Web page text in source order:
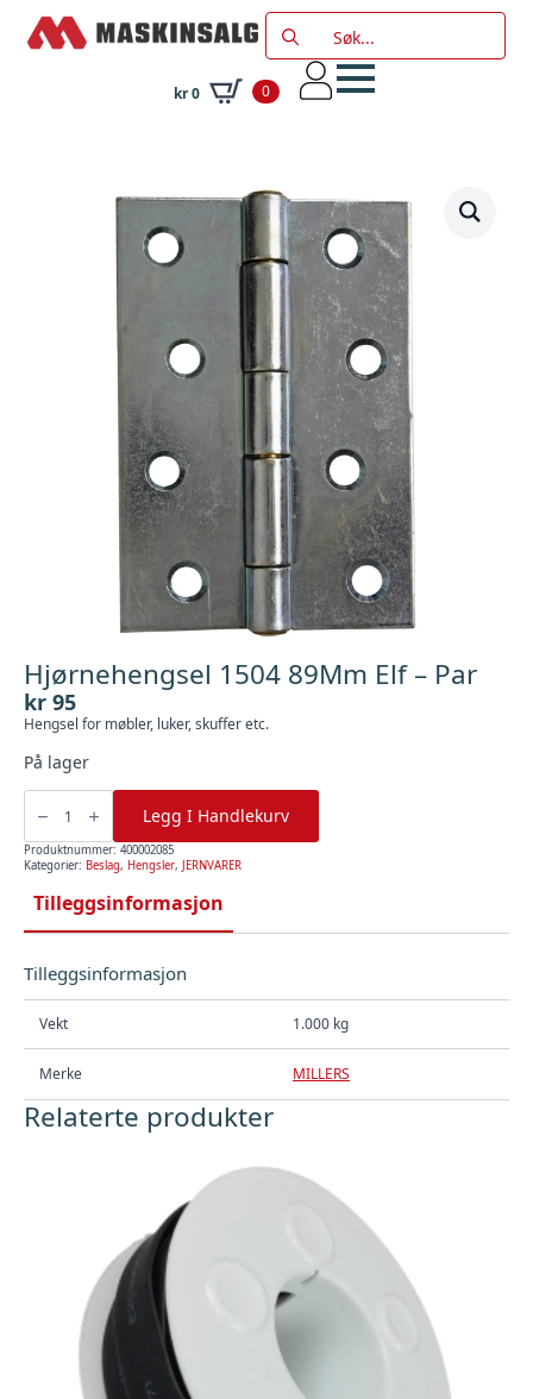
Search
for:
kr0 0
Hjørnehengsel 1504 89Mm Elf – Par
kr 95
Hengsel for møbler, luker, skuffer etc.
På lager
Hjørnehengsel
89Mm
Elf
-
Par
Legg I Handlekurv
Produktnummer: 400002085
Kategorier: Beslag, Hengsler, JERNVARER
Tilleggsinformasjon
Tilleggsinformasjon
Vekt 1.000 kg
Merke MILLERS
Relaterte produkter